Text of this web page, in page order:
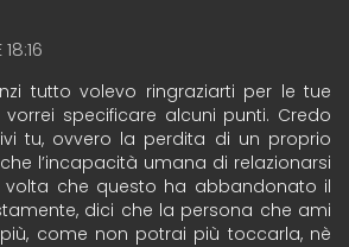
tutto volevo ringraziarti per le tue
specificare alcuni punti. Credo
tu, ovvero la perdita di un proprio
l’incapacità umana di relazionarsi
che questo ha abbandonato il
dici che la persona che ami
come non potrai più toccarla, nè